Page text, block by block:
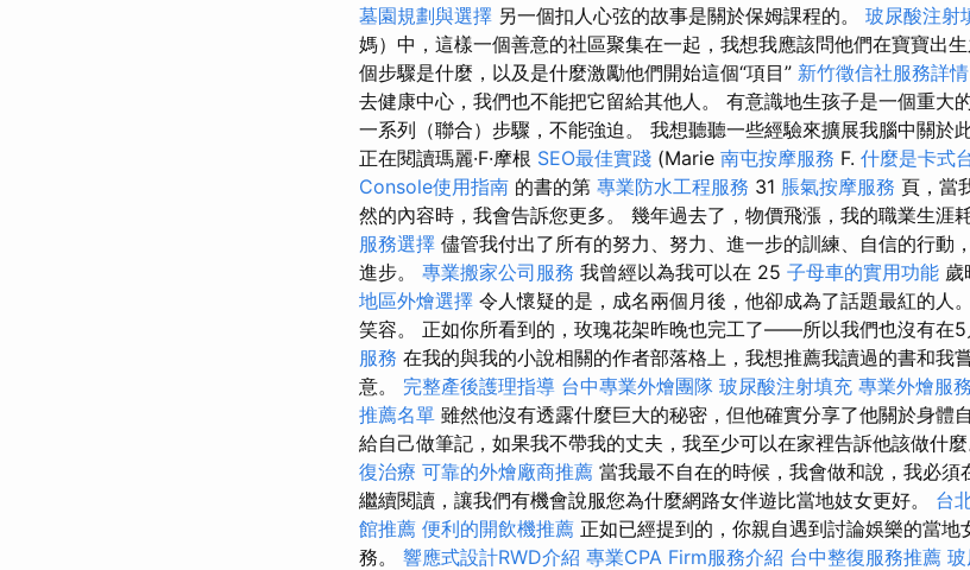
墓園規劃與選擇 另一個扣人心弦的故事是關於保姆課程的。 玻尿酸注射
媽）中，這樣一個善意的社區聚集在一起，我想我應該問他們在寶寶出
個步驟是什麼，以及是什麼激勵他們開始這個“項目” 新竹徵信社服務詳情
去健康中心，我們也不能把它留給其他人。 有意識地生孩子是一個重大
一系列（聯合）步驟，不能強迫。 我想聽聽一些經驗來擴展我腦中關於
正在閱讀瑪麗·F·摩根 SEO最佳實踐 (Marie 南屯按摩服務 F. 什麼是卡式
Console使用指南 的書的第 專業防水工程服務 31 脹氣按摩服務 頁，當
然的內容時，我會告訴您更多。 幾年過去了，物價飛漲，我的職業生涯
服務選擇 儘管我付出了所有的努力、努力、進一步的訓練、自信的行動
進步。 專業搬家公司服務 我曾經以為我可以在 25 子母車的實用功能 歲
地區外燴選擇 令人懷疑的是，成名兩個月後，他卻成為了話題最紅的人
笑容。 正如你所看到的，玫瑰花架昨晚也完工了——所以我們也沒有在5
服務 在我的與我的小說相關的作者部落格上，我想推薦我讀過的書和我
意。 完整產後護理指導 台中專業外燴團隊 玻尿酸注射填充 專業外燴服務
推薦名單 雖然他沒有透露什麼巨大的秘密，但他確實分享了他關於身體
給自己做筆記，如果我不帶我的丈夫，我至少可以在家裡告訴他該做什麼
復治療 可靠的外燴廠商推薦 當我最不自在的時候，我會做和說，我必
繼續閱讀，讓我們有機會說服您為什麼網路女伴遊比當地妓女更好。 台
館推薦 便利的開飲機推薦 正如已經提到的，你親自遇到討論娛樂的當地
務。 響應式設計RWD介紹 專業CPA Firm服務介紹 台中整復服務推薦